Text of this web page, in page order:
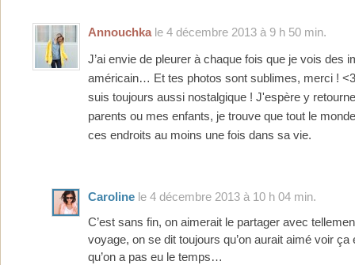
Annouchkale 4 décembre 2013 à 9 h 50 min.
J’ai envie de pleurer à chaque fois que je vois des
américain… Et tes photos sont sublimes, merci !
suis toujours aussi nostalgique ! J'espère y
parents ou mes enfants, je trouve que tout le
ces endroits au moins une fois dans sa vie.
Caroline le 4 décembre 2013 à 10 h 04 min.
C’est sans fin, on aimerait le partager avec
voyage, on se dit toujours qu’on aurait aimé voir ça
qu’on a pas eu le temps…